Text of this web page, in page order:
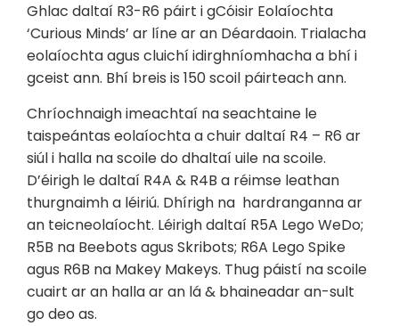
Ghlac daltaí R3-R6 páirt i gCóisir Eolaíochta
‘Curious Minds’ ar líne ar an Déardaoin. Trialacha
eolaíochta agus cluichí idirghníomhacha a bhí i
gceist ann. Bhí breis is 150 scoil páirteach ann.
Chríochnaigh imeachtaí na seachtaine le
taispeántas eolaíochta a chuir daltaí R4 – R6 ar
siúl i halla na scoile do dhaltaí uile na scoile.
D’éirigh le daltaí R4A & R4B a réimse leathan
thurgnaimh a léiriú. Dhírigh na hardranganna ar
an teicneolaíocht. Léirigh daltaí R5A Lego WeDo;
R5B na Beebots agus Skribots; R6A Lego Spike
agus R6B na Makey Makeys. Thug páistí na scoile
cuairt ar an halla ar an lá & bhaineadar an-sult
go deo as.